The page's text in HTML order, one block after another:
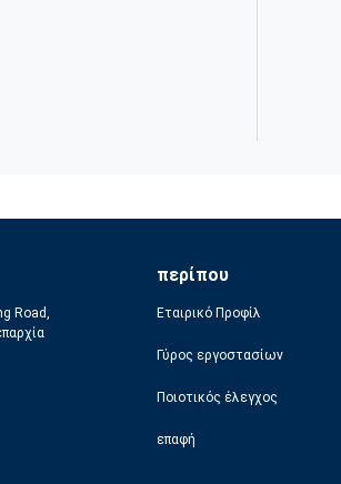
Road,
περίπου
Εταιρικό Προφίλ
Γύρος εργοστασίων
Ποιοτικός έλεγχος
επαφή